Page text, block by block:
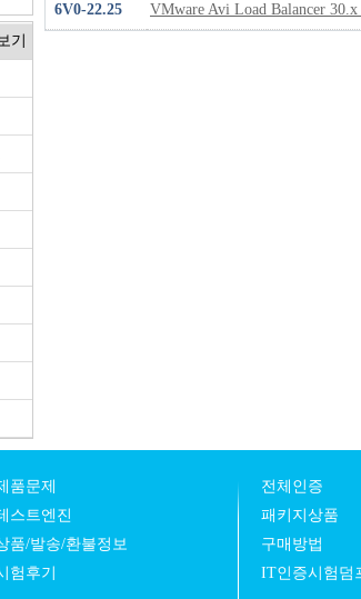
기
6V0-22.25 VMware Avi Load Balancer
품문제
스트엔진
품/발송/환불정보
험후기
전체인증
패키지상품
구매방법
IT인증시험덤